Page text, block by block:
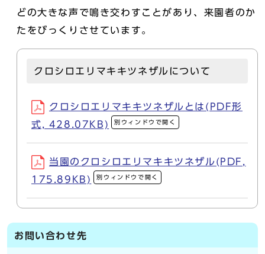
どの大きな声で鳴き交わすことがあり、来園者のか
たをびっくりさせています。
クロシロエリマキキツネザルについて
クロシロエリマキキツネザルとは(PDF形
式, 428.07KB)
別ウィンドウで開く
当園のクロシロエリマキキツネザル(PDF,
175.89KB)
別ウィンドウで開く
お問い合わせ先